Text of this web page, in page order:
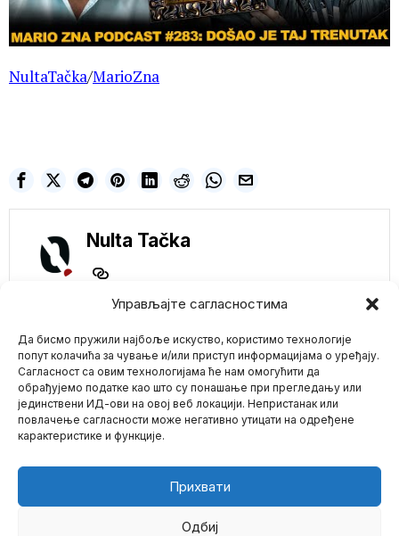
Управљајте сагласностима
Да бисмо пружили најбоље искуство, користимо технологије
попут колачића за чување и/или приступ информацијама о уређају.
Сагласност са овим технологијама ће нам омогућити да
обрађујемо податке као што су понашање при прегледању или
јединствени ИД-ови на овој веб локацији. Непристанак или
повлачење сагласности може негативно утицати на одређене
карактеристике и функције.
Прихвати
Одбиј
NultaTačka/MarioZna
Nulta Tačka
Mario zna Youtube
Uzbuna, tone celo
ostrvo! U Velikoj
Britaniji čak 633,000
preduzeća na ivici
kolapsa
Rekordan broj preduzeća
je „na ivici kolapsa“ u
Legenda Mančestera
Van der Sar završio u
bolnici nakon
moždanog udara-